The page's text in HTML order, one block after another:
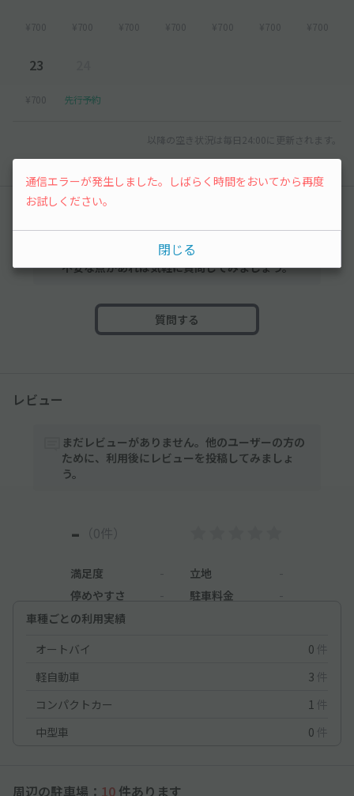
¥700 ¥700 ¥700 ¥700 ¥700 ¥700 ¥700
23
¥700 先行予約
以降の空き状況は毎日24:00に更新されます。
みんなの駐車場Q&A
まだ質問がありません。なにかわからないことや
不安な点があれば気軽に質問してみましょう。
質問する
レビュー
まだレビューがありません。他のユーザーの方の
ために、利用後にレビューを投稿してみましょ
う。
- （0件）
満足度 立地
停めやすさ
駐車料金
車種ごとの利用実績
オートバイ
0 件
軽自動車
3 件
コンパクトカー
1 件
中型車
0 件
周辺の駐車場： 10 件あります
通信エラーが発生しました。しばらく時間をおいてから再度
お試しください。
閉じる